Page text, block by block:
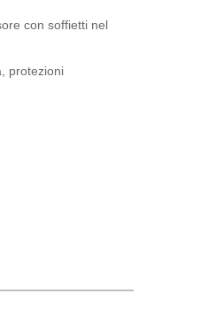
con soffietti nel
protezioni